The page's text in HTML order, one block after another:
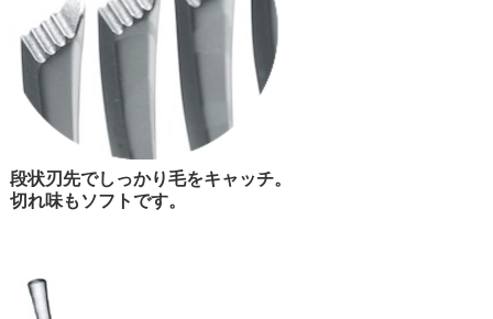
段状刃先でしっかり毛をキャッチ。
切れ味もソフトです。